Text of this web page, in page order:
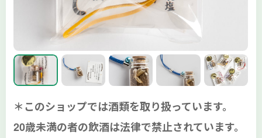
＊このショップでは酒類を取り扱っています。
20歳未満の者の飲酒は法律で禁止されています。